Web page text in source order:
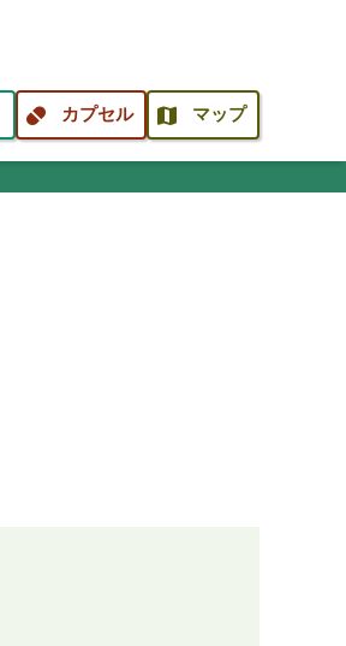
pill カプセル map マップ